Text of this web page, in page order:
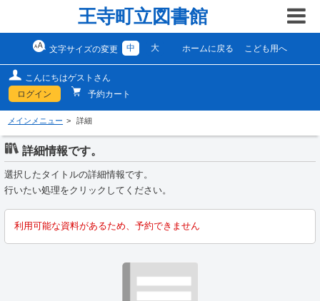
王寺町立図書館
文字サイズの変更 中 大 ホームに戻る こども用へ
こんにちはゲストさん
ログイン
予約カート
メインメニュー 詳細
詳細情報です。
選択したタイトルの詳細情報です。
行いたい処理をクリックしてください。
利用可能な資料があるため、予約できません